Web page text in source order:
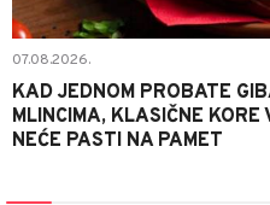
07.08.2026.
KAD JEDNOM PROBATE
MLINCIMA, KLASIČNE KORE
NEĆE PASTI NA PAMET